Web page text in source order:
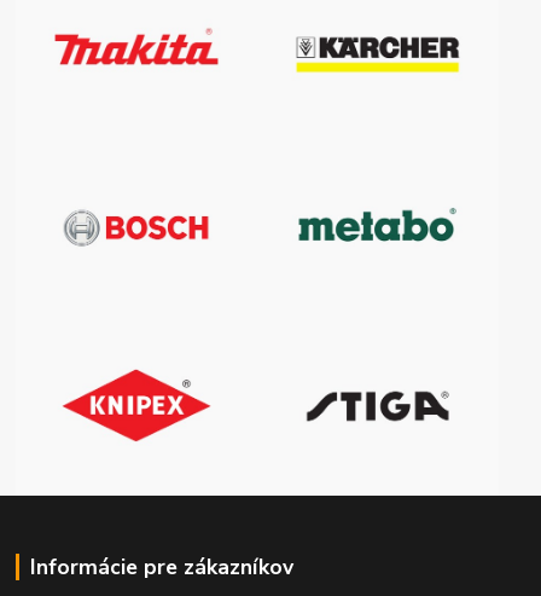
Informácie pre zákazníkov